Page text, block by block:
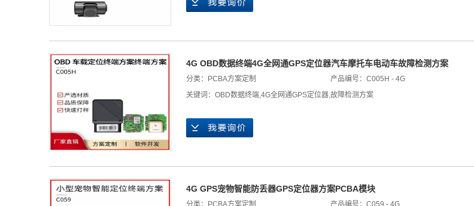
4G OBD数据终端4G全网通GPS定位器汽车摩托车电动车故障检测方案
分类： PCBA方案定制 产品编号：C005H - 4G
关键词： OBD数据终端,4G全网通GPS定位器,故障检测方案
4G GPS宠物智能防丢器GPS定位器方案PCBA模块
分类： PCBA方案定制 产品编号：C059 - 4G